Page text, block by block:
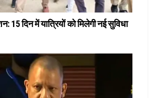
15 दिन में यात्रियों को मिलेगी नई सुविधा